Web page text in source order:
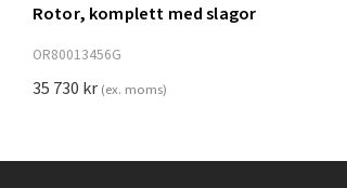
Rotor, komplett med slagor
OR80013456G
35 730 kr (ex. moms)